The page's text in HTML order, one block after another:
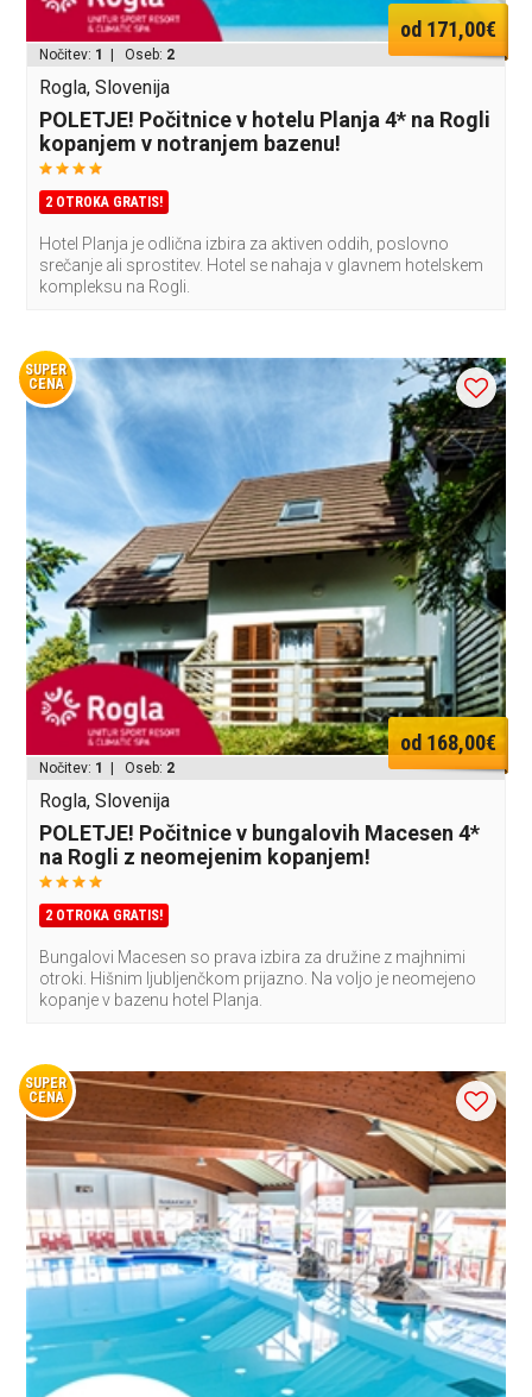
od 171,00€
Nočitev: 1 | Oseb: 2
Rogla, Slovenija
POLETJE! Počitnice v hotelu Planja 4* na Rogli
kopanjem v notranjem bazenu!
2 OTROKA GRATIS!
Hotel Planja je odlična izbira za aktiven oddih, poslovno
srečanje ali sprostitev. Hotel se nahaja v glavnem hotelskem
kompleksu na Rogli.
SUPER
CENA
od 168,00€
Nočitev: 1 | Oseb: 2
Rogla, Slovenija
POLETJE! Počitnice v bungalovih Macesen 4*
na Rogli z neomejenim kopanjem!
2 OTROKA GRATIS!
Bungalovi Macesen so prava izbira za družine z majhnimi
otroki. Hišnim ljubljenčkom prijazno. Na voljo je neomejeno
kopanje v bazenu hotel Planja.
SUPER
CENA